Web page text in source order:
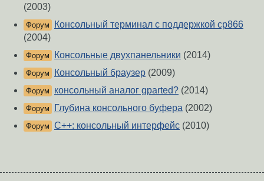
(2003)
Форум
Консольный терминал с поддержкой cp866
(2004)
Форум Консольные двухпанельники (2014)
Форум Консольный браузер (2009)
Форум консольный аналог gparted? (2014)
Форум Глубина консольного буфера (2002)
Форум C++: консольный интерфейс (2010)